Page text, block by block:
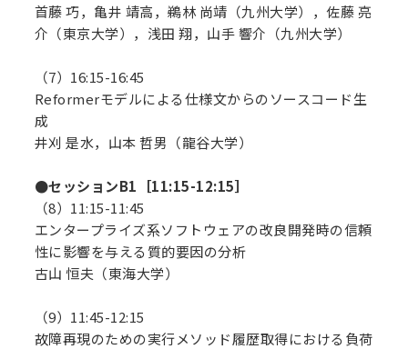
首藤 巧，亀井 靖高，鵜林 尚靖（九州大学），佐藤 亮
介（東京大学），浅田 翔，山手 響介（九州大学）
（7）16:15-16:45
Reformerモデルによる仕様文からのソースコード生
成
井刈 是水，山本 哲男（龍谷大学）
●セッションB1［11:15-12:15］
（8）11:15-11:45
エンタープライズ系ソフトウェアの改良開発時の信頼
性に影響を与える質的要因の分析
古山 恒夫（東海大学）
（9）11:45-12:15
故障再現のための実行メソッド履歴取得における負荷